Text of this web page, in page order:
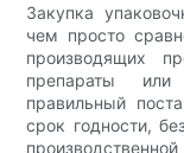
Закупка
чем просто
производящих
препараты или
правильный
срок годности,